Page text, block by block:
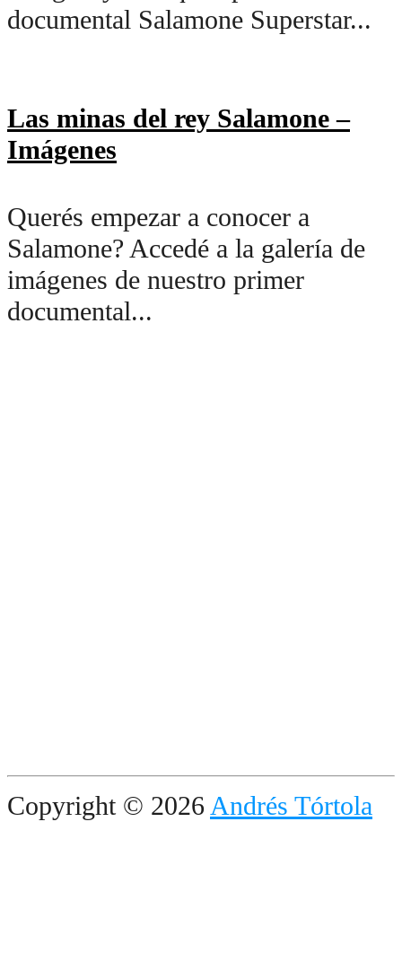
documental Salamone Superstar...
Las minas del rey Salamone –
Imágenes
Querés empezar a conocer a
Salamone? Accedé a la galería de
imágenes de nuestro primer
documental...
Copyright © 2026 Andrés Tórtola